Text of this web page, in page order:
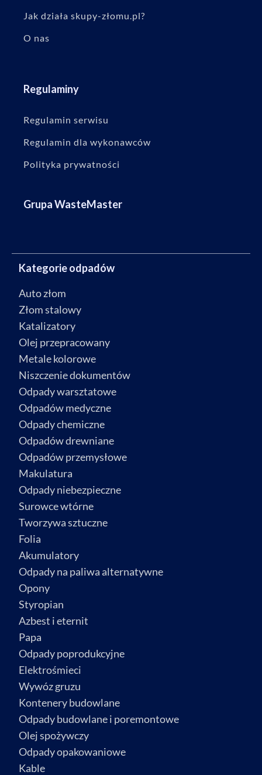
Jak działa skupy-złomu.pl?
O nas
Regulaminy
Regulamin serwisu
Regulamin dla wykonawców
Polityka prywatności
Grupa WasteMaster
Kategorie odpadów
Auto złom
Złom stalowy
Katalizatory
Olej przepracowany
Metale kolorowe
Niszczenie dokumentów
Odpady warsztatowe
Odpadów medyczne
Odpady chemiczne
Odpadów drewniane
Odpadów przemysłowe
Makulatura
Odpady niebezpieczne
Surowce wtórne
Tworzywa sztuczne
Folia
Akumulatory
Odpady na paliwa alternatywne
Opony
Styropian
Azbest i eternit
Papa
Odpady poprodukcyjne
Elektrośmieci
Wywóz gruzu
Kontenery budowlane
Odpady budowlane i poremontowe
Olej spożywczy
Odpady opakowaniowe
Kable